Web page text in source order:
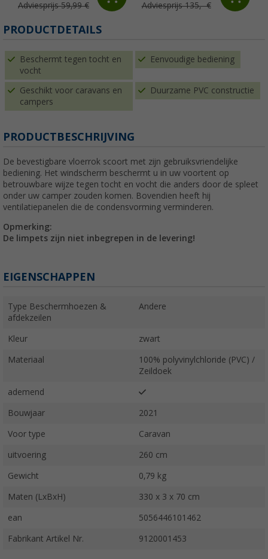
Adviesprijs 59,99 € Adviesprijs 135,- €
PRODUCTDETAILS
Beschermt tegen tocht en
vocht
Eenvoudige bediening
Geschikt voor caravans en
campers
Duurzame PVC constructie
PRODUCTBESCHRIJVING
De bevestigbare vloerrok scoort met zijn gebruiksvriendelijke
bediening. Het windscherm beschermt u in uw voortent op
betrouwbare wijze tegen tocht en vocht die anders door de spleet
onder uw camper zouden komen. Bovendien heeft hij
ventilatiepanelen die de condensvorming verminderen.
Opmerking:
De limpets zijn niet inbegrepen in de levering!
EIGENSCHAPPEN
Type Beschermhoezen &
afdekzeilen
Andere
Kleur zwart
Materiaal
100% polyvinylchloride (PVC) /
Zeildoek
ademend
Bouwjaar 2021
Voor type Caravan
uitvoering 260 cm
Gewicht 0,79 kg
Maten (LxBxH) 330 x 3 x 70 cm
ean 5056446101462
Fabrikant Artikel Nr. 9120001453